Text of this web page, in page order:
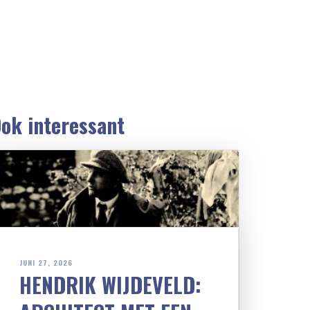
interessant
JUNI 27, 2026
HENDRIK WIJDEVELD: